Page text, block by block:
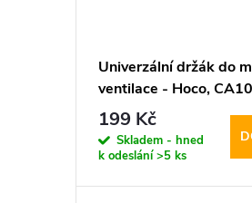
Univerzální držák do
ventilace - Hoco,
199 Kč
Skladem - hned
k odeslání>5 ks